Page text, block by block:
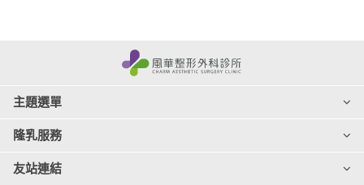
主題選單
隆乳服務
友站連結